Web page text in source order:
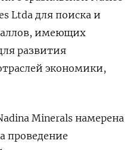
Ltda для поиска и
имеющих
развития
​экономики,
Minerals намерена
проведение